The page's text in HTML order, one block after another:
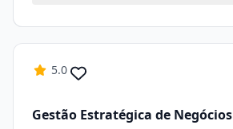
5.0
Gestão Estratégica de Negócios